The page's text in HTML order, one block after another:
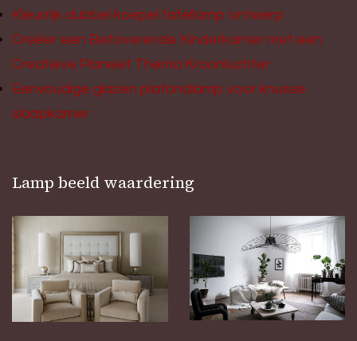
Kleurrijk dubbel koepel tafellamp ontwerp
Creëer een Betoverende Kinderkamer met een
Creatieve Planeet Thema Kroonluchter
Eenvoudige glazen plafondlamp voor knusse
slaapkamer
Lamp beeld waardering